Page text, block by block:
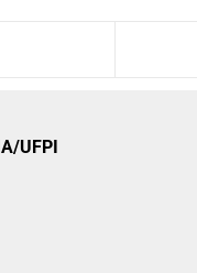
UFPI